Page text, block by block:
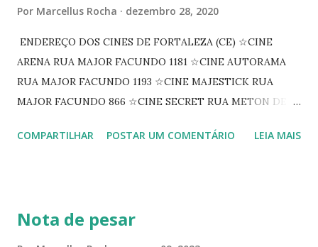
Por Marcellus Rocha dezembro 28, 2020
ENDEREÇO DOS CINES DE FORTALEZA (CE) ☆CINE
ARENA RUA MAJOR FACUNDO 1181 ☆CINE AUTORAMA
RUA MAJOR FACUNDO 1193 ☆CINE MAJESTICK RUA
MAJOR FACUNDO 866 ☆CINE SECRET RUA METON DE
PEIXOTO 1307 ☆CINE IRIS RUA FLORIANO PEIXOTO 1206
☆CINE VIP CLUBE RUA 24 DE MAIO 825 ☆CINE ECLIPSE
COMPARTILHAR POSTAR UM COMENTÁRIO LEIA MAIS
Nota de pesar